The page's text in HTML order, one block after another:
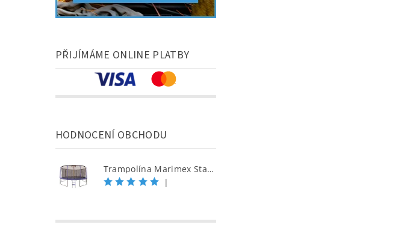
PŘIJÍMÁME ONLINE PLATBY
HODNOCENÍ OBCHODU
Trampolína Marimex Standard 457 cm + vnitřní ochranná síť + žebřík ZDARMA
|